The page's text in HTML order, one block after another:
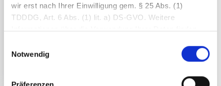
wir erst nach Ihrer Einwilligung gem. § 25 Abs. (1)
TDDDG, Art. 6 Abs. (1) lit. a) DS-GVO. Weitere
Informationen über die Verwendung Ihrer Daten finden
Betätigung des Buttons „Optionale Cookies zulassen“
willigen Sie in die Verwendung aller optionalen Cookies
Notwendig
Präferenzen